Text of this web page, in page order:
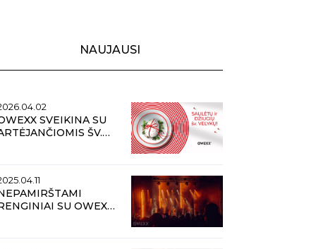
NAUJAUSI
SVEIKINA SU
ŠV.
SU OWEXX: